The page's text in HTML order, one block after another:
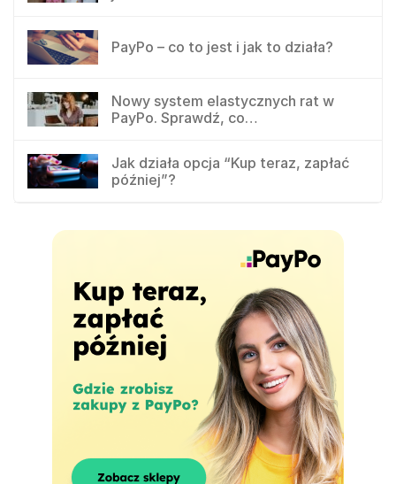
PayPo – co to jest i jak to działa?
Nowy system elastycznych rat w
PayPo. Sprawdź, co…
Jak działa opcja “Kup teraz, zapłać
później”?